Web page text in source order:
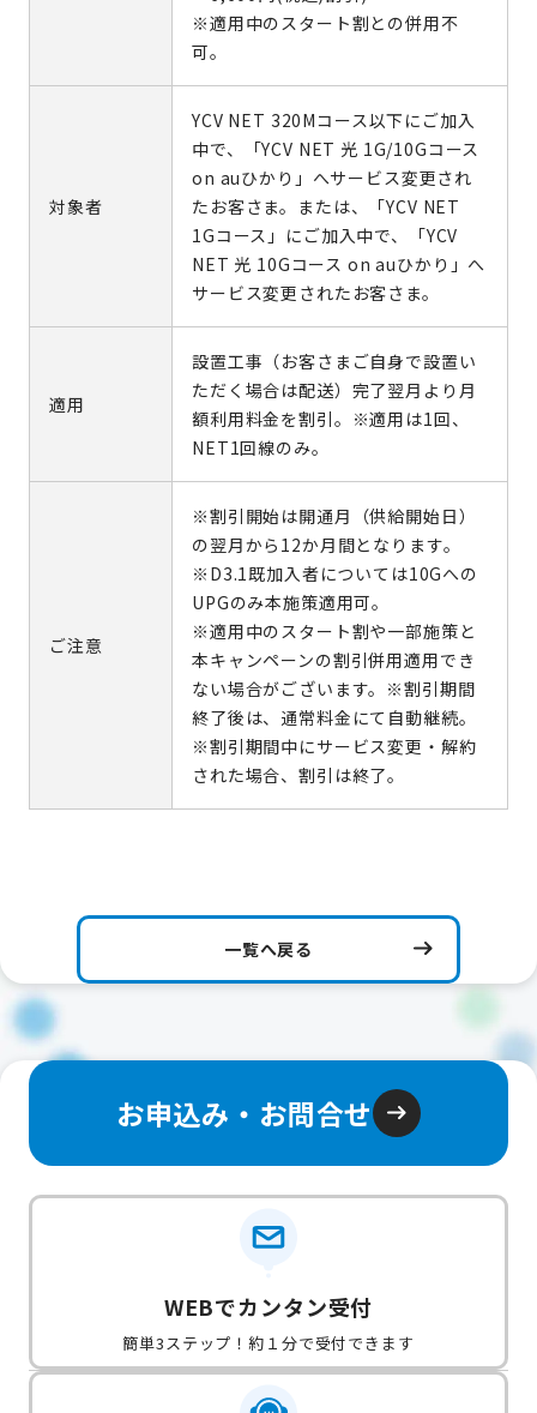
※適用中のスタート割との併用不
可。
対象者
YCV NET 320Mコース以下にご加入
中で、「YCV NET 光 1G/10Gコース
on auひかり」へサービス変更され
たお客さま。または、「YCV NET
1Gコース」にご加入中で、「YCV
NET 光 10Gコース on auひかり」へ
サービス変更されたお客さま。
適用
設置工事（お客さまご自身で設置い
ただく場合は配送）完了翌月より月
額利用料金を割引。※適用は1回、
NET1回線のみ。
ご注意
※割引開始は開通月（供給開始日）
の翌月から12か月間となります。
※D3.1既加入者については10Gへの
UPGのみ本施策適用可。
※適用中のスタート割や一部施策と
本キャンペーンの割引併用適用でき
ない場合がございます。※割引期間
終了後は、通常料金にて自動継続。
※割引期間中にサービス変更・解約
された場合、割引は終了。
一覧へ戻る
お申込み・お問合せ
WEBでカンタン受付
簡単3ステップ！約１分で受付できます